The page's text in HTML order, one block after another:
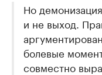
Но
и не выход.
болевые
совместно